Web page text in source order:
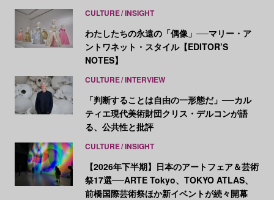
CULTURE INSIGHT
わたしたちの永遠の「偶像」──マリー・ア
ントワネット・スタイル【EDITOR’S
NOTES】
CULTURE INTERVIEW
「判断することは自由の一形態だ」──カル
ティエ現代美術財団クリス・デルコンが語
る、公共性と批評
CULTURE INSIGHT
【2026年下半期】日本のアートフェア＆芸術
祭17選──ARTE Tokyo、TOKYO ATLAS、
前橋国際芸術祭ほか新イベントが続々開幕